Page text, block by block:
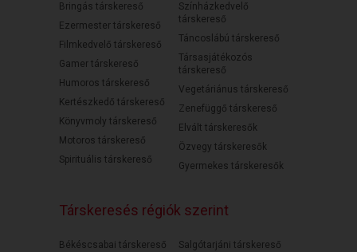
Bringás társkereső
Ezermester társkereső
Filmkedvelő társkereső
Gamer társkereső
Humoros társkereső
Kertészkedő társkereső
Könyvmoly társkereső
Motoros társkereső
Spirituális társkereső
Színházkedvelő
társkereső
Táncoslábú társkereső
Társasjátékozós
társkereső
Vegetáriánus társkereső
Zenefüggő társkereső
Elvált társkeresők
Özvegy társkeresők
Gyermekes társkeresők
Társkeresés régiók szerint
Békéscsabai társkereső
Salgótarjáni társkereső